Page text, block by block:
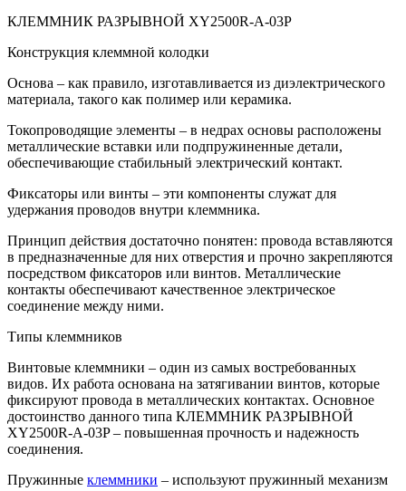
КЛЕММНИК РАЗРЫВНОЙ XY2500R-A-03P
Конструкция клеммной колодки
Основа – как правило, изготавливается из диэлектрического
материала, такого как полимер или керамика.
Токопроводящие элементы – в недрах основы расположены
металлические вставки или подпружиненные детали,
обеспечивающие стабильный электрический контакт.
Фиксаторы или винты – эти компоненты служат для
удержания проводов внутри клеммника.
Принцип действия достаточно понятен: провода вставляются
в предназначенные для них отверстия и прочно закрепляются
посредством фиксаторов или винтов. Металлические
контакты обеспечивают качественное электрическое
соединение между ними.
Типы клеммников
Винтовые клеммники – один из самых востребованных
видов. Их работа основана на затягивании винтов, которые
фиксируют провода в металлических контактах. Основное
достоинство данного типа КЛЕММНИК РАЗРЫВНОЙ
XY2500R-A-03P – повышенная прочность и надежность
соединения.
Пружинные клеммники – используют пружинный механизм